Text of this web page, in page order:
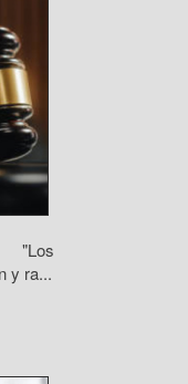
"Los
y ra...